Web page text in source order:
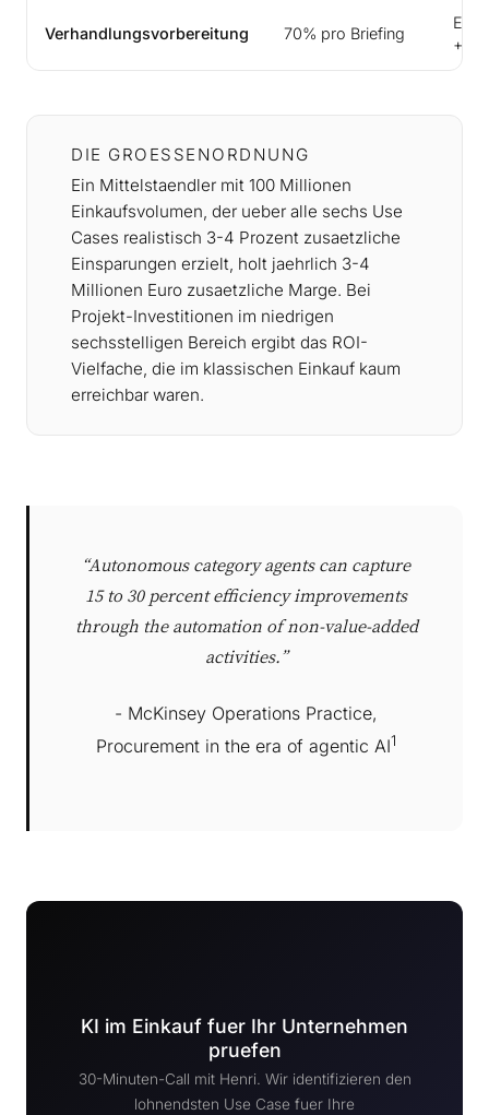
Verhandlungsvorbereitung 70% pro Briefing
+1-
DIE GROESSENORDNUNG
Ein Mittelstaendler mit 100 Millionen
Einkaufsvolumen, der ueber alle sechs Use
Cases realistisch 3-4 Prozent zusaetzliche
Einsparungen erzielt, holt jaehrlich 3-4
Millionen Euro zusaetzliche Marge. Bei
Projekt-Investitionen im niedrigen
sechsstelligen Bereich ergibt das ROI-
Vielfache, die im klassischen Einkauf kaum
erreichbar waren.
“Autonomous category agents can capture
15 to 30 percent efficiency improvements
through the automation of non-value-added
activities.”
- McKinsey Operations Practice,
Procurement in the era of agentic AI1
KI im Einkauf fuer Ihr Unternehmen
pruefen
30-Minuten-Call mit Henri. Wir identifizieren den
lohnendsten Use Case fuer Ihre